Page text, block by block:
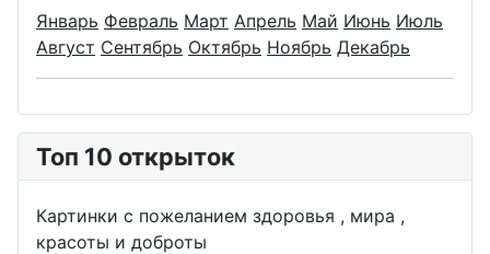
Январь Февраль Март Апрель Май Июнь Июль
Август Сентябрь Октябрь Ноябрь Декабрь
Топ 10 открыток
Картинки с пожеланием здоровья , мира ,
красоты и доброты